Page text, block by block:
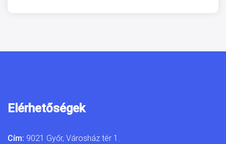
Elérhetőségek
Cím: 9021 Győr, Városház tér 1.